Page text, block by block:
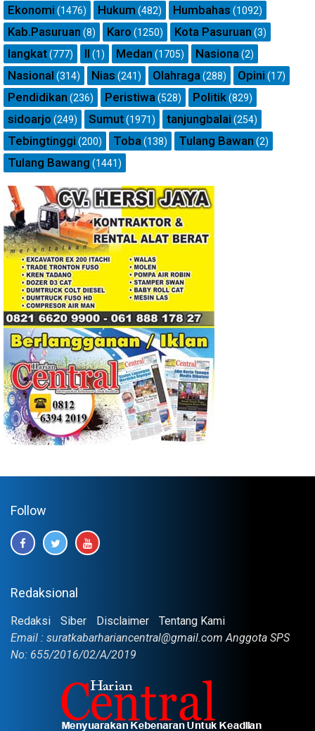
Ekonomi (1476) Hukum (482) Humbahas (1092)
Kab.Pasuruan (8) Karo (1250) Kota Pasuruan (3)
langkat(777) ll (1) Medan (1705) Nasiona(2)
Nasional (314) Nias (241) Olahraga(288) Opini (17)
Pendidikan (236) Peristiwa(528) Politik(829)
sidoarjo (249) Sumut(1971) tanjungbalai (254)
Tebingtinggi (200) Toba(138) Tulang Bawan (2)
Tulang Bawang (1441)
Follow
Redaksional
Redaksi Siber Disclaimer
Tentang Kami
Email : suratkabarhariancentral@gmail.com Anggota SPS
No: 655/2016/02/A/2019